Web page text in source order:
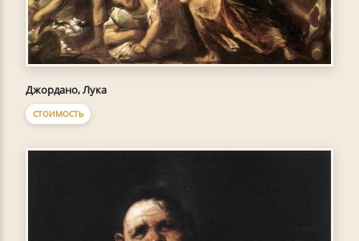
Джордано, Лука
СТОИМОСТЬ